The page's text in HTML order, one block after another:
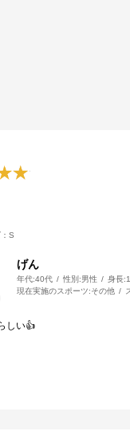
S
げん
年代:40代 性別:男性 身長:
現在実施のスポーツ:その他
しい👍